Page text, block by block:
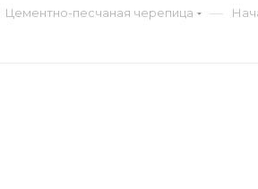
Цементно-песчаная черепица —